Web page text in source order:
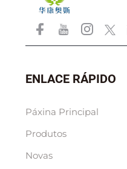
ENLACE RÁPIDO
Páxina Principal
Produtos
Novas